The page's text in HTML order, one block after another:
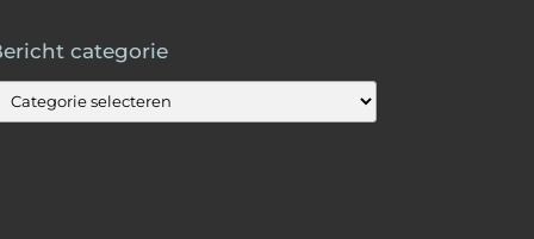
categorie